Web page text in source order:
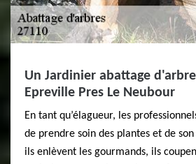
Un Jardinier abattage
Epreville Pres Le Neubour
En tant qu’élagueur, les
de prendre soin des plantes et de son
ils enlèvent les gourmands, ils